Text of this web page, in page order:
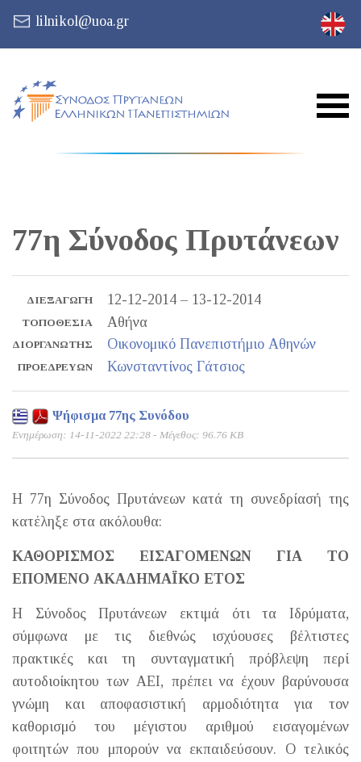
lilnikol@uoa.gr
77η Σύνοδος Πρυτάνεων
ΔΙΕΞΑΓΩΓΉ 12-12-2014 – 13-12-2014
ΤΟΠΟΘΕΣΊΑ Αθήνα
ΔΙΟΡΓΑΝΩΤΉΣ Οικονομικό Πανεπιστήμιο Αθηνών
ΠΡΟΕΔΡΕΎΩΝ Κωνσταντίνος Γάτσιος
Ψήφισμα 77ης Συνόδου
Ενημέρωση: 14-11-2022 22:28 - Μέγεθος: 96.76 KB
Η 77η Σύνοδος Πρυτάνεων κατά τη συνεδρίασή της
κατέληξε στα ακόλουθα:
ΚΑΘΟΡΙΣΜΟΣ ΕΙΣΑΓΟΜΕΝΩΝ ΓΙΑ ΤΟ
ΕΠΟΜΕΝΟ ΑΚΑΔΗΜΑΪΚΟ ΕΤΟΣ
Η Σύνοδος Πρυτάνεων εκτιμά ότι τα Ιδρύματα,
σύμφωνα με τις διεθνώς ισχύουσες βέλτιστες
πρακτικές και τη συνταγματική πρόβλεψη περί
αυτοδιοίκητου των ΑΕΙ, πρέπει να έχουν βαρύνουσα
γνώμη και αποφασιστική αρμοδιότητα για τον
καθορισμό του μέγιστου αριθμού εισαγομένων
φοιτητών που μπορούν να εκπαιδεύσουν. Ο τελικός